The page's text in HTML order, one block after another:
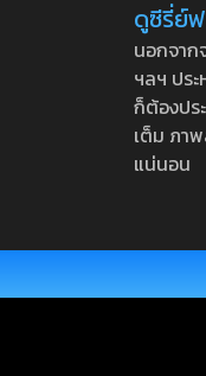
ดูซีรี่ย์ฟ
นอกจาก
ฯลฯ ประ
ก็ต้องปร
เต็ม ภา
แน่นอน